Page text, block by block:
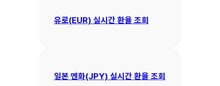
유로(EUR) 실시간 환율 조회
일본 엔화(JPY) 실시간 환율 조회